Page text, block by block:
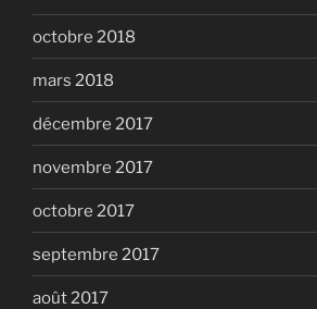
octobre 2018
mars 2018
décembre 2017
novembre 2017
octobre 2017
septembre 2017
août 2017